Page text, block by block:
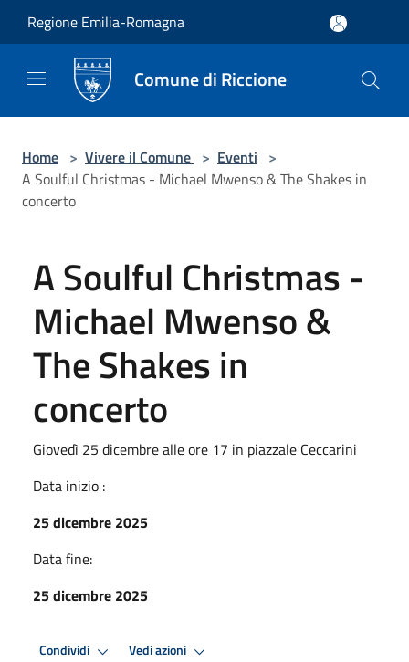
Regione Emilia-Romagna
Comune di Riccione
Home > Vivere il Comune > Eventi >
A Soulful Christmas - Michael Mwenso & The Shakes in
concerto
A Soulful Christmas -
Michael Mwenso &
The Shakes in
concerto
Giovedì 25 dicembre alle ore 17 in piazzale Ceccarini
Data inizio :
25 dicembre 2025
Data fine:
25 dicembre 2025
Condividi Vedi azioni